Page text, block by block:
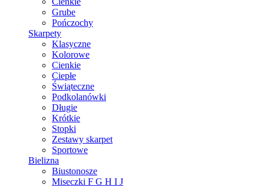
Grube
Pończochy
Skarpety
Klasyczne
Kolorowe
Cienkie
Ciepłe
Świąteczne
Podkolanówki
Długie
Krótkie
Stopki
Zestawy skarpet
Sportowe
Bielizna
Biustonosze
Miseczki F G H I J